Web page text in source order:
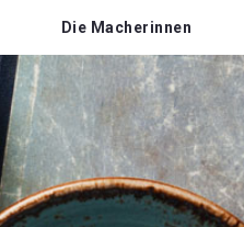
Die Macherinnen